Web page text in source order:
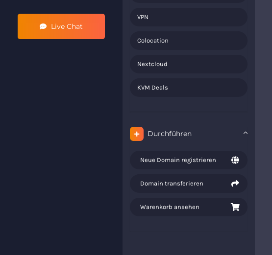
Live Chat
VPN
Colocation
Nextcloud
KVM Deals
Durchführen
Neue Domain registrieren
Domain transferieren
Warenkorb ansehen